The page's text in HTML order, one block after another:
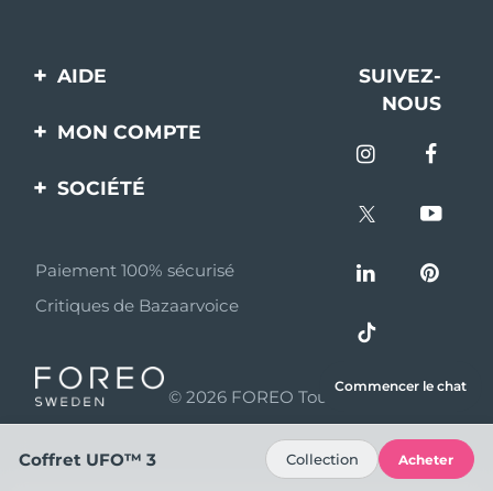
AIDE
Contactez-nous
livraisons
Questions et réponses
Informations sur la
SUIVEZ-
NOUS
MON COMPTE
Enregistrement produit
SOCIÉTÉ
Programme d’affiliation
Nouvelles d'affiliation
Partenaires
distributeurs
Conditions d'utilisation
Paiement 100% sécurisé
Critiques de Bazaarvoice
© 2026 FOREO Tous droits réservés
Commencer le chat
Coffret UFO™ 3 Collection Acheter